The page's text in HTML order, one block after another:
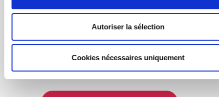
Autoriser la sélection
Cookies nécessaires uniquement
La Première Brique